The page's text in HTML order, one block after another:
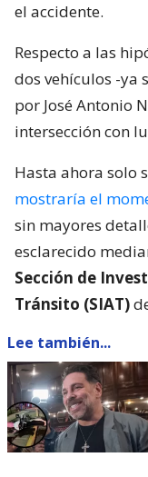
el accidente.
Respecto a las
dos vehículos -ya
por José Antonio
intersección con
Hasta ahora solo
mostraría el
sin mayores
esclarecido
Sección de
Tránsito (SIAT)
Lee también...